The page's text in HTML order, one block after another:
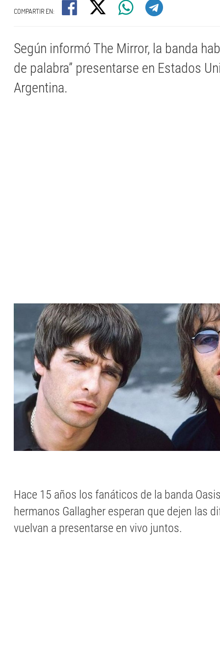
COMPARTIR EN:
Según informó The Mirror, la banda
de palabra” presentarse en Estados
Argentina.
Hace 15 años los fanáticos de la banda
hermanos Gallagher esperan que dejen las
vuelvan a presentarse en vivo juntos.